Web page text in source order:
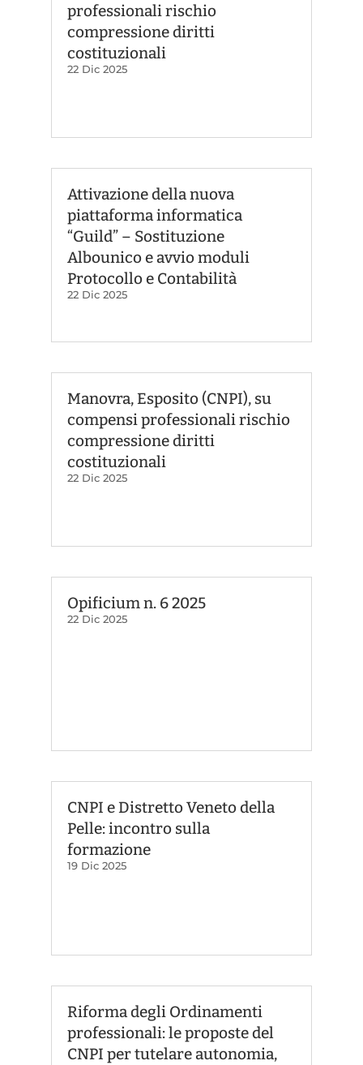
professionali rischio
compressione diritti
costituzionali
22 Dic 2025
Attivazione della nuova
piattaforma informatica
“Guild” – Sostituzione
Albounico e avvio moduli
Protocollo e Contabilità
22 Dic 2025
Manovra, Esposito (CNPI), su
compensi professionali rischio
compressione diritti
costituzionali
22 Dic 2025
Opificium n. 6 2025
22 Dic 2025
CNPI e Distretto Veneto della
Pelle: incontro sulla
formazione
19 Dic 2025
Riforma degli Ordinamenti
professionali: le proposte del
CNPI per tutelare autonomia,